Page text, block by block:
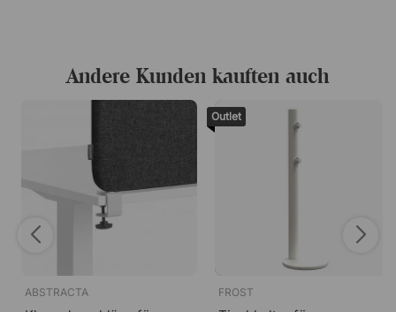
Andere Kunden kauften auch
ABSTRACTA
Outlet
FROST